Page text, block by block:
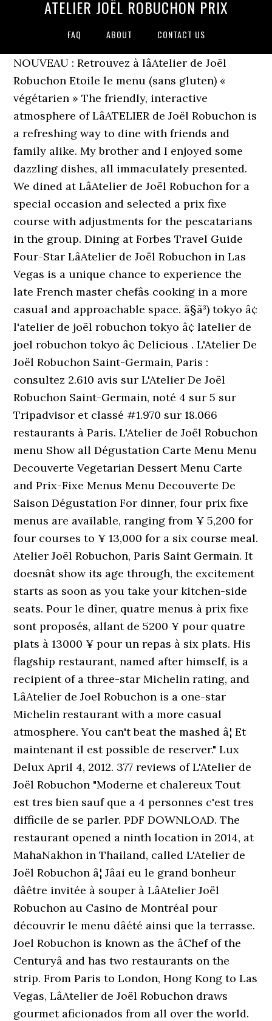
ATELIER JOËL ROBUCHON PRIX
FAQ ABOUT CONTACT US
NOUVEAU : Retrouvez à lâAtelier de Joël
Robuchon Etoile le menu (sans gluten) «
végétarien » The friendly, interactive
atmosphere of LâATELIER de Joël Robuchon is
a refreshing way to dine with friends and
family alike. My brother and I enjoyed some
dazzling dishes, all immaculately presented.
We dined at LâAtelier de Joël Robuchon for a
special occasion and selected a prix fixe
course with adjustments for the pescatarians
in the group. Dining at Forbes Travel Guide
Four-Star LâAtelier de Joël Robuchon in Las
Vegas is a unique chance to experience the
late French master chefâs cooking in a more
casual and approachable space. ã§ã³) tokyo â¢
l'atelier de joël robuchon tokyo â¢ latelier de
joel robuchon tokyo â¢ Delicious . L'Atelier De
Joël Robuchon Saint-Germain, Paris :
consultez 2.610 avis sur L'Atelier De Joël
Robuchon Saint-Germain, noté 4 sur 5 sur
Tripadvisor et classé #1.970 sur 18.066
restaurants à Paris. L'Atelier de Joël Robuchon
menu Show all Dégustation Carte Menu Menu
Decouverte Vegetarian Dessert Menu Carte
and Prix-Fixe Menus Menu Decouverte De
Saison Dégustation For dinner, four prix fixe
menus are available, ranging from ¥ 5,200 for
four courses to ¥ 13,000 for a six course meal.
Atelier Joël Robuchon, Paris Saint Germain. It
doesnât show its age through, the excitement
starts as soon as you take your kitchen-side
seats. Pour le dîner, quatre menus à prix fixe
sont proposés, allant de 5200 ¥ pour quatre
plats à 13000 ¥ pour un repas à six plats. His
flagship restaurant, named after himself, is a
recipient of a three-star Michelin rating, and
LâAtelier de Joel Robuchon is a one-star
Michelin restaurant with a more casual
atmosphere. You can't beat the mashed â¦ Et
maintenant il est possible de reserver." Lux
Delux April 4, 2012. 377 reviews of L'Atelier de
Joël Robuchon "Moderne et chalereux Tout
est tres bien sauf que a 4 personnes c'est tres
difficile de se parler. PDF DOWNLOAD. The
restaurant opened a ninth location in 2014, at
MahaNakhon in Thailand, called L'Atelier de
Joël Robuchon â¦ Jâai eu le grand bonheur
dâêtre invitée à souper à LâAtelier Joël
Robuchon au Casino de Montréal pour
découvrir le menu dâété ainsi que la terrasse.
Joel Robuchon is known as the âChef of the
Centuryâ and has two restaurants on the
strip. From Paris to London, Hong Kong to Las
Vegas, LâAtelier de Joël Robuchon draws
gourmet aficionados from all over the world.